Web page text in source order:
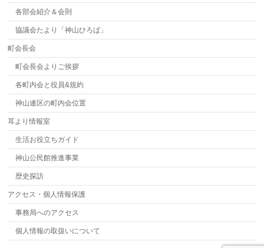
各部会紹介＆会則
協議会たより「神山ひろば」
町会長会
町会長会よりご挨拶
各町内会と役員&規約
神山連区の町内会位置
耳より情報室
生活お役立ちガイド
神山公民館推進事業
歴史探訪
アクセス・個人情報保護
事務局へのアクセス
個人情報の取扱いについて